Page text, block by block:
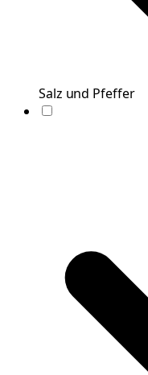
Salz und Pfeffer